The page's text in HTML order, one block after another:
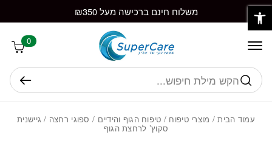
Skip to Content משלוח חינם ברכישה מעל ₪350
0
חיפוש
עמוד הבית/ מוצרי טיפוח / טיפוח הגוף והידיים / ספוגי רחצה / גיישנית
סקוץ’ לרחצת הגוף
בחזרה למעלה
פתח סרגל נגישות